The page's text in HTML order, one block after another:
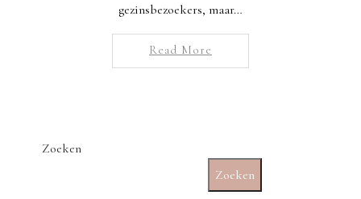
gezinsbezoekers, maar…
Read More
Zoeken
Zoeken